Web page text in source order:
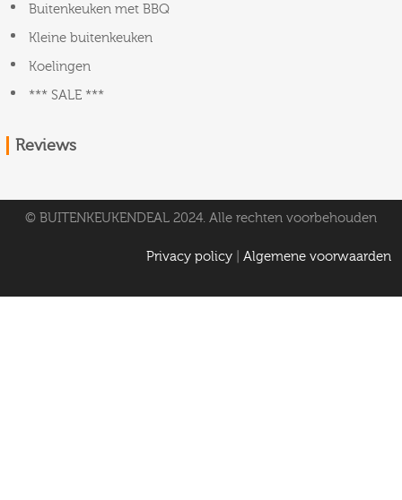
Buitenkeuken met BBQ
Kleine buitenkeuken
Koelingen
*** SALE ***
Reviews
© BUITENKEUKENDEAL 2024. Alle rechten voorbehouden
Privacy policy Algemene voorwaarden